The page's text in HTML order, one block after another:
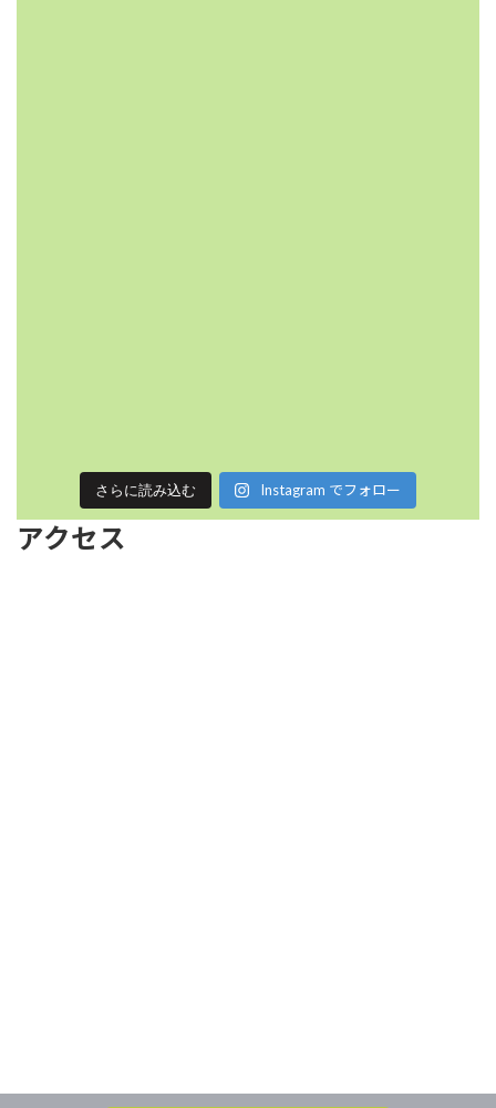
さらに読み込む Instagram でフォロー
アクセス